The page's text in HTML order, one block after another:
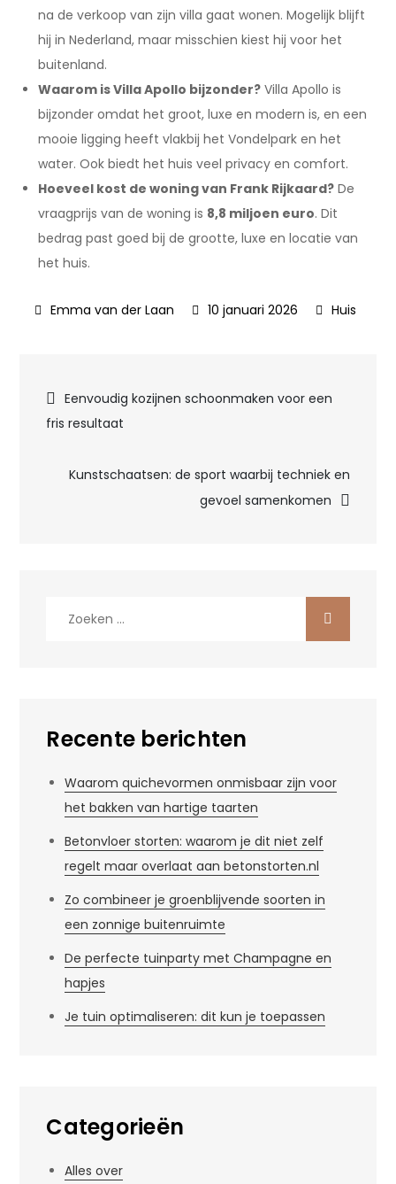
na de verkoop van zijn villa gaat wonen. Mogelijk blijft
hij in Nederland, maar misschien kiest hij voor het
buitenland.
Waarom is Villa Apollo bijzonder? Villa Apollo is
bijzonder omdat het groot, luxe en modern is, en een
mooie ligging heeft vlakbij het Vondelpark en het
water. Ook biedt het huis veel privacy en comfort.
Hoeveel kost de woning van Frank Rijkaard? De
vraagprijs van de woning is 8,8 miljoen euro. Dit
bedrag past goed bij de grootte, luxe en locatie van
het huis.
10 januari 2026 Huis
Bericht
navigatie
Eenvoudig kozijnen schoonmaken voor een
fris resultaat
Kunstschaatsen: de sport waarbij techniek en
gevoel samenkomen
Recente berichten
Waarom quichevormen onmisbaar zijn voor
het bakken van hartige taarten
Betonvloer storten: waarom je dit niet zelf
regelt maar overlaat aan betonstorten.nl
Zo combineer je groenblijvende soorten in
een zonnige buitenruimte
De perfecte tuinparty met Champagne en
hapjes
Je tuin optimaliseren: dit kun je toepassen
Categorieën
Alles over